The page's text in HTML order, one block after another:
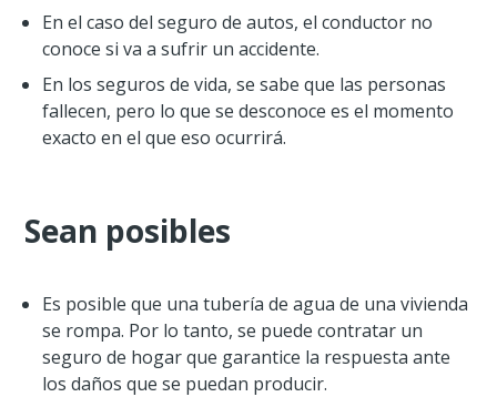
En el caso del seguro de autos, el conductor no
conoce si va a sufrir un accidente.
En los seguros de vida, se sabe que las personas
fallecen, pero lo que se desconoce es el momento
exacto en el que eso ocurrirá.
Sean posibles
Es posible que una tubería de agua de una vivienda
se rompa. Por lo tanto, se puede contratar un
seguro de hogar que garantice la respuesta ante
los daños que se puedan producir.